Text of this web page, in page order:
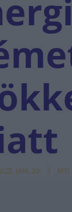
JAN. 20. MTI